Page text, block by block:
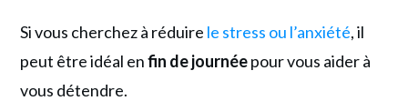
Si vous cherchez à réduire le stress ou l’anxiété, il
peut être idéal enfin de journéepour vous aider à
vous détendre.